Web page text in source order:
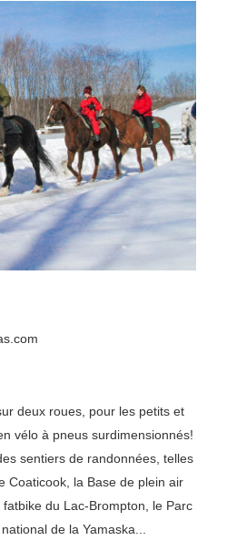
deux roues, pour les petits et
vélo à pneus surdimensionnés!
sentiers de randonnées, telles
Coaticook, la Base de plein air
du Lac-Brompton, le Parc
de la Yamaska...